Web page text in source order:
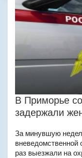
В Приморье
задержали
За минувшую
раз выезжали на